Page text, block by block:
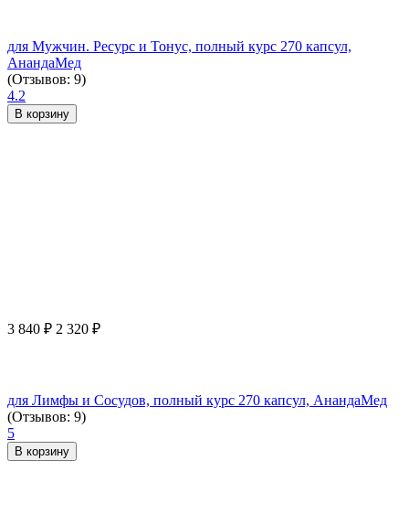
для Мужчин. Ресурс и Тонус, полный курс 270 капсул,
АнандаМед
(Отзывов: 9)
4.2
В корзину
3 840 ₽ 2 320 ₽
для Лимфы и Сосудов, полный курс 270 капсул, АнандаМед
(Отзывов: 9)
5
В корзину